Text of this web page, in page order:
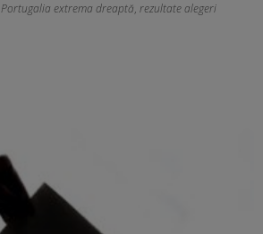
Portugalia extrema dreaptă, rezultate alegeri